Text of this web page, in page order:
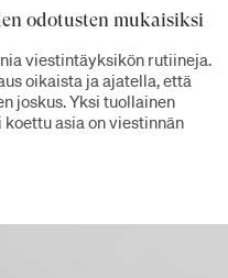
odotusten mukaisiksi
viestintäyksikön rutiineja.
oikaista ja ajatella, että
joskus. Yksi tuollainen
asia on viestinnän